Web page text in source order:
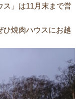
ス」は11月末まで営
ひ焼肉ハウスにお越